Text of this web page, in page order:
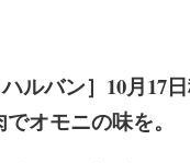
ルバン］10月17
オモニの味を。